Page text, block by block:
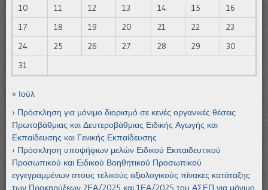
10
11 12 13 14 15
16
17
18 19 20 21 22
23
24
25 26 27 28 29
30
31
« Ιούλ
Πρόσκληση για μόνιμο διορισμό σε κενές οργανικές θέσεις
Πρωτοβάθμιας και Δευτεροβάθμιας Ειδικής Αγωγής και
Εκπαίδευσης και Γενικής Εκπαίδευσης
Πρόσκληση υποψήφιων μελών Ειδικού Εκπαιδευτικού
Προσωπικού και Ειδικού Βοηθητικού Προσωπικού
εγγεγραμμένων στους τελικούς αξιολογικούς πίνακες κατάταξης
των Προκηρύξεων 2ΕΑ/2025 και 1ΕΑ/2025 του ΑΣΕΠ για μόνιμο